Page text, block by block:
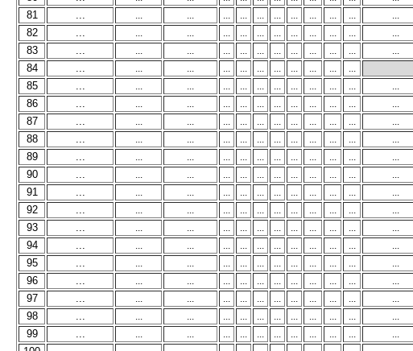
81
... ... ... ... ... ... ... ... ... ... ... ...
82
... ... ... ... ... ... ... ... ... ... ... ...
83
... ... ... ... ... ... ... ... ... ... ... ...
84
... ... ... ... ... ... ... ... ... ... ...
85
... ... ... ... ... ... ... ... ... ... ... ...
86
... ... ... ... ... ... ... ... ... ... ... ...
87
... ... ... ... ... ... ... ... ... ... ... ...
88
... ... ... ... ... ... ... ... ... ... ... ...
89
... ... ... ... ... ... ... ... ... ... ... ...
90
... ... ... ... ... ... ... ... ... ... ... ...
91
... ... ... ... ... ... ... ... ... ... ... ...
92
... ... ... ... ... ... ... ... ... ... ... ...
93
... ... ... ... ... ... ... ... ... ... ... ...
94
... ... ... ... ... ... ... ... ... ... ... ...
95
... ... ... ... ... ... ... ... ... ... ... ...
96
... ... ... ... ... ... ... ... ... ... ... ...
97
... ... ... ... ... ... ... ... ... ... ... ...
98
... ... ... ... ... ... ... ... ... ... ... ...
99
... ... ... ... ... ... ... ... ... ... ... ...